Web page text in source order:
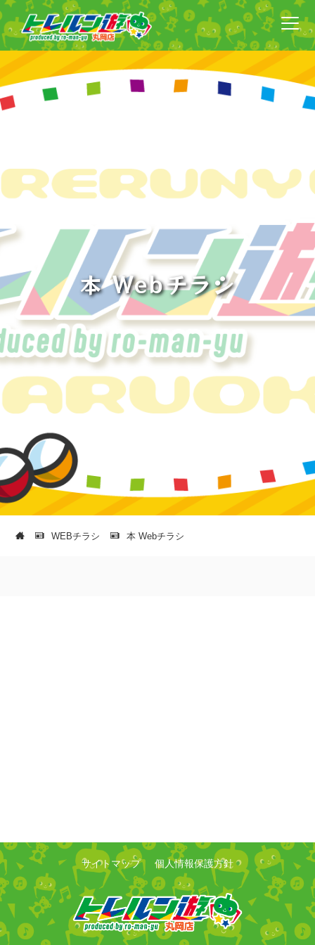
本 Webチラシ
WEBチラシ 本 Webチラシ
サイトマップ 個人情報保護方針